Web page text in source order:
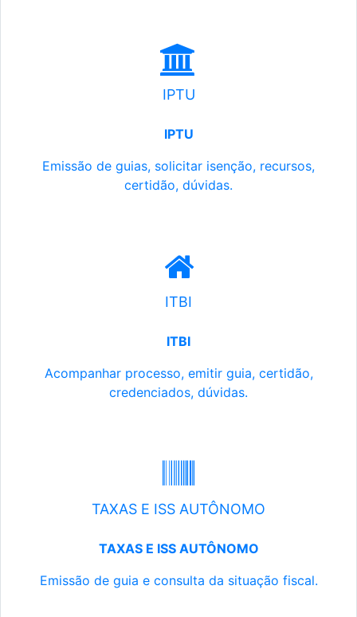
IPTU
IPTU
Emissão de guias, solicitar isenção, recursos,
certidão, dúvidas.
ITBI
ITBI
Acompanhar processo, emitir guia, certidão,
credenciados, dúvidas.
TAXAS E ISS AUTÔNOMO
TAXAS E ISS AUTÔNOMO
Emissão de guia e consulta da situação fiscal.